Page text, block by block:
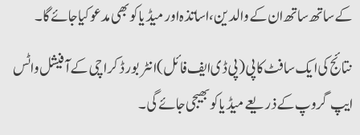
کے ساتھ ساتھ ان کے والدین، اساتذہ اور میڈیا کو بھی مدعو کیا جائے گا۔
نتائج کی ایک سافٹ کاپی (پی ڈی ایف فائل) انٹربورڈ کراچی کے آفیشل واٹس
ایپ گروپ کے ذریعے میڈیا کو بھیجی جائے گی۔